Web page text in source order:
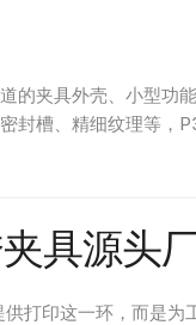
的夹具外壳、小型功能
封槽、精细纹理等，
具源头
供打印这一环，而是为